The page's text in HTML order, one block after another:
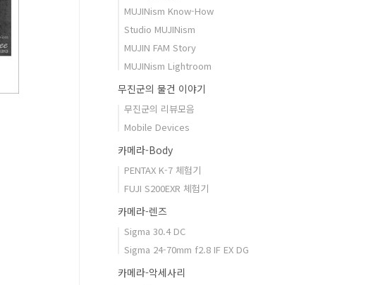
MUJINism Know-How
Studio MUJINism
MUJIN FAM Story
MUJINism Lightroom
무진군의 물건 이야기
무진군의 리뷰모음
Mobile Devices
카메라-Body
PENTAX K-7 체험기
FUJI S200EXR 체험기
카메라-렌즈
Sigma 30.4 DC
Sigma 24-70mm f2.8 IF EX DG
카메라-악세사리